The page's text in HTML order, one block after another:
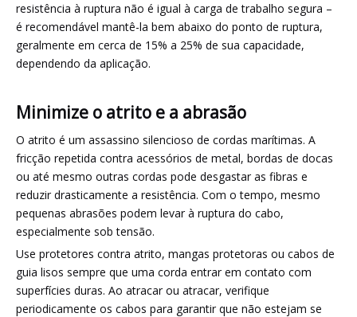
resistência à ruptura não é igual à carga de trabalho segura –
é recomendável mantê-la bem abaixo do ponto de ruptura,
geralmente em cerca de 15% a 25% de sua capacidade,
dependendo da aplicação.
Minimize o atrito e a abrasão
O atrito é um assassino silencioso de cordas marítimas. A
fricção repetida contra acessórios de metal, bordas de docas
ou até mesmo outras cordas pode desgastar as fibras e
reduzir drasticamente a resistência. Com o tempo, mesmo
pequenas abrasões podem levar à ruptura do cabo,
especialmente sob tensão.
Use protetores contra atrito, mangas protetoras ou cabos de
guia lisos sempre que uma corda entrar em contato com
superfícies duras. Ao atracar ou atracar, verifique
periodicamente os cabos para garantir que não estejam se